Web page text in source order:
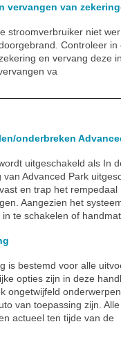
vervangen van
stroomverbruiker niet
Controleer in
en vervang deze
va
onderbreken
uitgeschakeld als In
van Advanced Park
en trap het
Aangezien het
te schakelen of
is bestemd voor alle
opties zijn in deze
ongetwijfeld
van toepassing zijn.
actueel ten tijde van de